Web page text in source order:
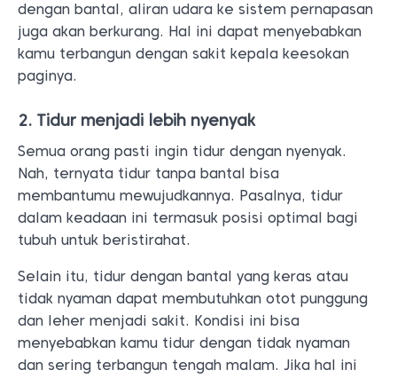
dengan bantal, aliran udara ke sistem pernapasan
juga akan berkurang. Hal ini dapat menyebabkan
kamu terbangun dengan sakit kepala keesokan
paginya.
2. Tidur menjadi lebih nyenyak
Semua orang pasti ingin tidur dengan nyenyak.
Nah, ternyata tidur tanpa bantal bisa
membantumu mewujudkannya. Pasalnya, tidur
dalam keadaan ini termasuk posisi optimal bagi
tubuh untuk beristirahat.
Selain itu, tidur dengan bantal yang keras atau
tidak nyaman dapat membutuhkan otot punggung
dan leher menjadi sakit. Kondisi ini bisa
menyebabkan kamu tidur dengan tidak nyaman
dan sering terbangun tengah malam. Jika hal ini